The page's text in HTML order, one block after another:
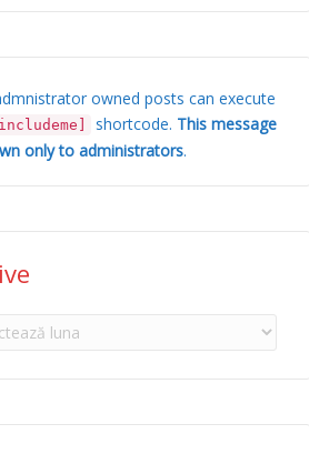
owned posts can execute
shortcode. This message
only to administrators.